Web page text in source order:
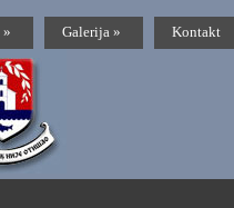
» Galerija » Kontakt